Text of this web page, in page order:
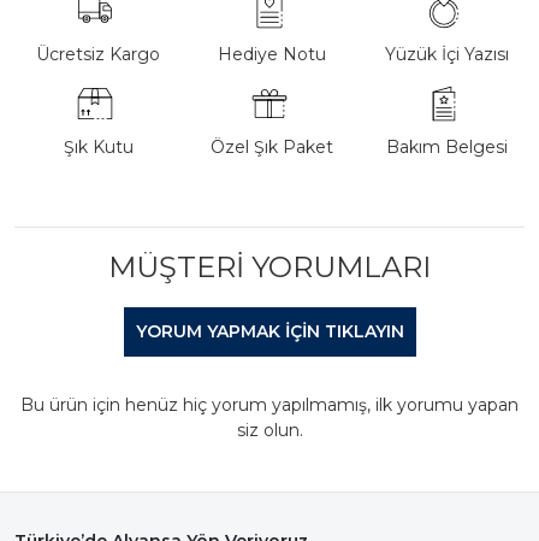
Ücretsiz Kargo Hediye Notu Yüzük İçi Yazısı
Şık Kutu Özel Şık Paket Bakım Belgesi
MÜŞTERI YORUMLARI
YORUM YAPMAK IÇIN TIKLAYIN
Bu ürün için henüz hiç yorum yapılmamış, ilk yorumu yapan
siz olun.